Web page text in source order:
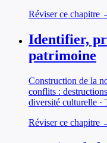
Réviser ce chapitre
Identifier,
patrimoine
Construction de la
conflits :
diversité culturelle ·
Réviser ce chapitre